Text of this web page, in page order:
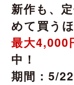
新作も、
めて買う
最大4,000
中！
期間：5/